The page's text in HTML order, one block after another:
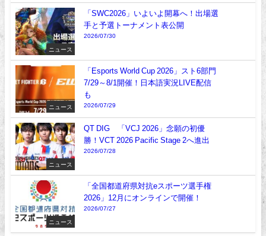
ニュース
「SWC2026」いよいよ開幕へ！出場選
手と予選トーナメント表公開
2026/07/30
ニュース
「Esports World Cup 2026」スト6部門
7/29～8/1開催！日本語実況LIVE配信
も
2026/07/29
ニュース
QT DIG∞「VCJ 2026」念願の初優
勝！VCT 2026 Pacific Stage 2へ進出
2026/07/28
ニュース
「全国都道府県対抗eスポーツ選手権
2026」12月にオンラインで開催！
2026/07/27